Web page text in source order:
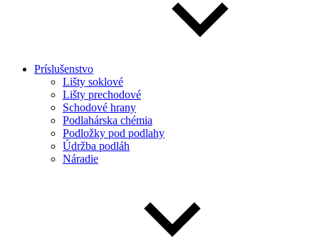
Príslušenstvo
Lišty soklové
Lišty prechodové
Schodové hrany
Podlahárska chémia
Podložky pod podlahy
Údržba podláh
Náradie